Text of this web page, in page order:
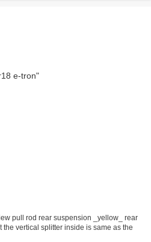
pull rod rear suspension _yellow_ rear
vertical splitter inside is same as the